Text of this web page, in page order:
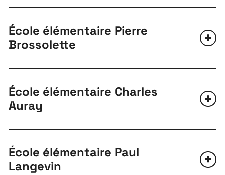
École élémentaire Pierre
Brossolette
École élémentaire Charles
Auray
École élémentaire Paul
Langevin